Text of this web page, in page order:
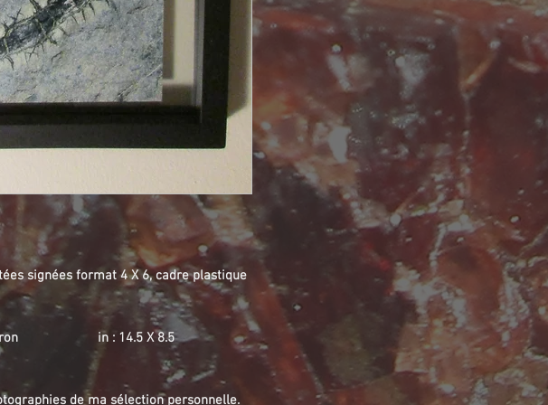
signées format 4 X 6, cadre plastique
in : 14.5 X 8.5
de ma sélection personnelle.